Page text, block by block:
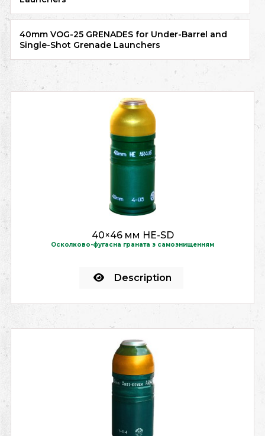
40mm VOG-25 GRENADES for Under-Barrel and
Single-Shot Grenade Launchers
40×46 мм HE-SD
Осколково-фугасна граната з самознищенням
Description